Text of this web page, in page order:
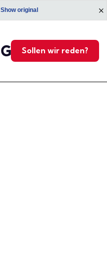
Show original
Sollen wir reden?